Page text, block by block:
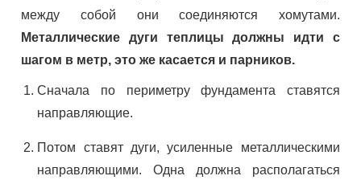
между собой они соединяются хомутами.
Металлические дуги теплицы должны идти с
шагом в метр, это же касается и парников.
Сначала по периметру фундамента ставятся
направляющие.
Потом ставят дуги, усиленные металлическими
направляющими. Одна должна располагаться